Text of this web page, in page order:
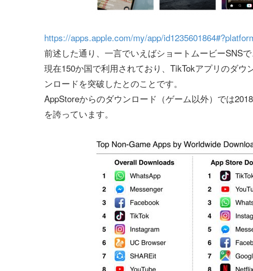
https://apps.apple.com/my/app/
前述した通り、一言でいえばショートムービーSNS
現在150か国で利用されており、TikTokアプリのダ
ンロードを突破したとのことです。
AppStoreからのダウンロード（ゲーム以外）では
を誇っています。